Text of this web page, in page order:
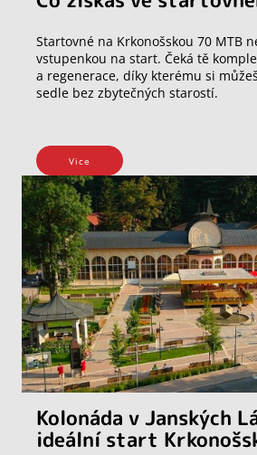
Startovné na Krkonošskou 70 MTB
vstupenkou na start. Čeká tě
a regenerace, díky kterému si
sedle bez zbytečných starostí.
Vice
Kolonáda v Janských
ideální start